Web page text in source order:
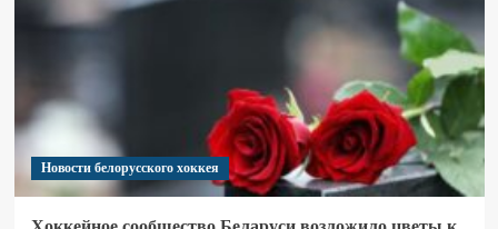
Новости белорусского хоккея